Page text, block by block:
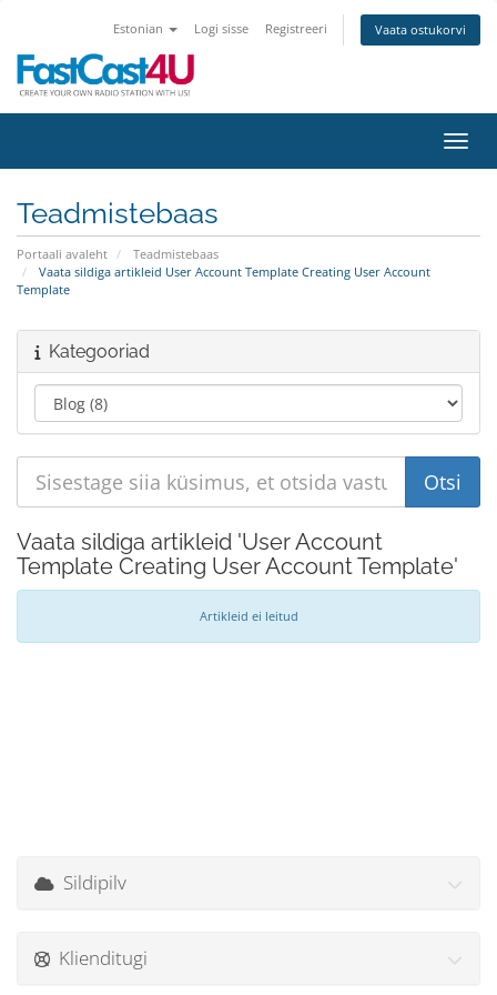
Estonian Logi sisse Registreeri Vaata ostukorvi
Teadmistebaas
Portaali avaleht
Teadmistebaas
Vaata sildiga artikleid User Account Template Creating User Account
Template
Kategooriad
Vaata sildiga artikleid 'User Account
Template Creating User Account Template'
Artikleid ei leitud
Sildipilv
Klienditugi